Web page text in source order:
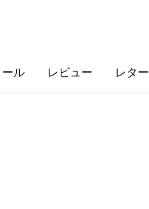
ール レビュー レター